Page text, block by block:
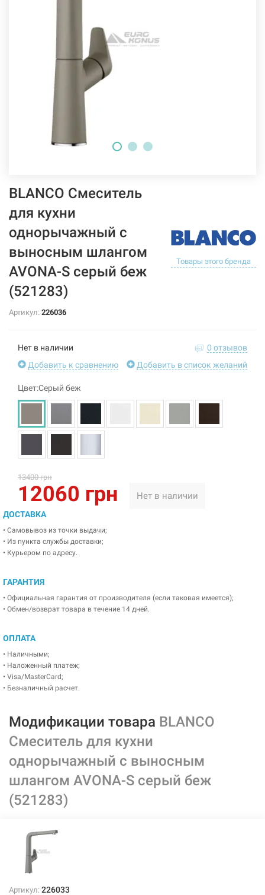
BLANCO Смеситель
для кухни
однорычажный с
выносным шлангом
AVONA-S серый беж
(521283)
Товары этого бренда
Артикул: 226036
Нет в наличии
0 отзывов
Добавить к сравнению
Добавить в список желаний
Цвет:Серый беж
13400 грн
12060 грн Нет в наличии
ДОСТАВКА
• Самовывоз из точки выдачи;
• Из пункта службы доставки;
• Курьером по адресу.
ГАРАНТИЯ
• Официальная гарантия от производителя (если таковая имеется);
• Обмен/возврат товара в течение 14 дней.
ОПЛАТА
• Наличными;
• Наложенный платеж;
• Visa/MasterCard;
• Безналичный расчет.
Модификации товара BLANCO
Смеситель для кухни
однорычажный с выносным
шлангом AVONA-S серый беж
(521283)
Артикул: 226033